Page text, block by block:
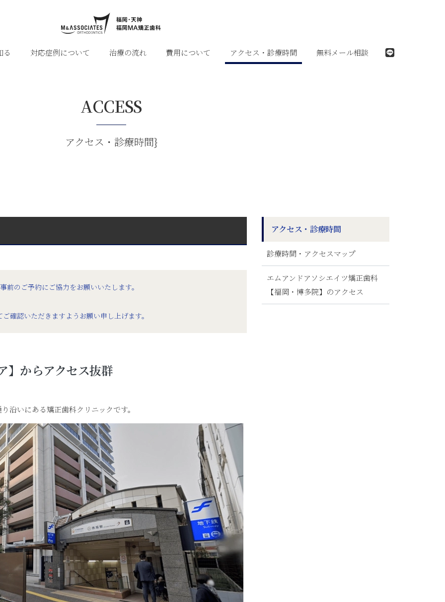
る 対応症例について 治療の流れ 費用について アクセス・診療時間 無料メール相談
ACCESS
アクセス・診療時間}
前のご予約にご協力をお願いいたします。
確認いただきますようお願い申し上げます。
】からアクセス抜群
沿いにある矯正歯科クリニックです。
アクセス・診療時間
診療時間・アクセスマップ
エムアンドアソシエイツ矯正歯科
【福岡・博多院】のアクセス